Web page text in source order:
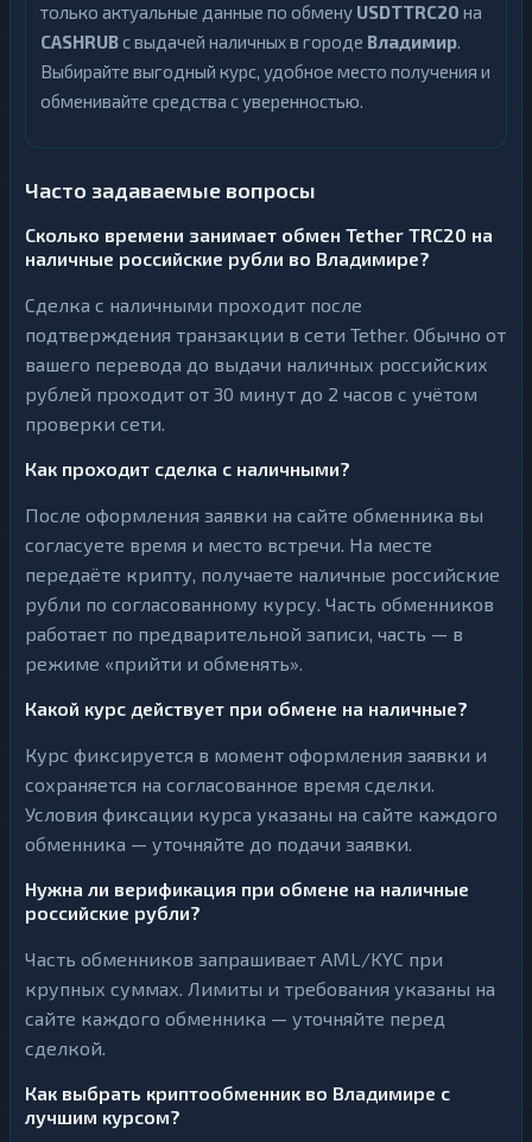
только актуальные данные по обмену USDTTRC20 на
CASHRUBс выдачей наличных в городе Владимир.
Выбирайте выгодный курс, удобное место получения и
обменивайте средства с уверенностью.
Часто задаваемые вопросы
Сколько времени занимает обмен Tether TRC20 на
наличные российские рубли во Владимире?
Сделка с наличными проходит после
подтверждения транзакции в сети Tether. Обычно от
вашего перевода до выдачи наличных российских
рублей проходит от 30 минут до 2 часов с учётом
проверки сети.
Как проходит сделка с наличными?
После оформления заявки на сайте обменника вы
согласуете время и место встречи. На месте
передаёте крипту, получаете наличные российские
рубли по согласованному курсу. Часть обменников
работает по предварительной записи, часть — в
режиме «прийти и обменять».
Какой курс действует при обмене на наличные?
Курс фиксируется в момент оформления заявки и
сохраняется на согласованное время сделки.
Условия фиксации курса указаны на сайте каждого
обменника — уточняйте до подачи заявки.
Нужна ли верификация при обмене на наличные
российские рубли?
Часть обменников запрашивает AML/KYC при
крупных суммах. Лимиты и требования указаны на
сайте каждого обменника — уточняйте перед
сделкой.
Как выбрать криптообменник во Владимире с
лучшим курсом?